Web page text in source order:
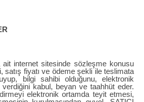
ait internet sitesinde sözleşme konusu
satış fiyatı ve ödeme şekli ile teslimata
bilgi sahibi olduğunu, elektronik
kabul, beyan ve taahhüt eder.
elektronik ortamda teyit etmesi,